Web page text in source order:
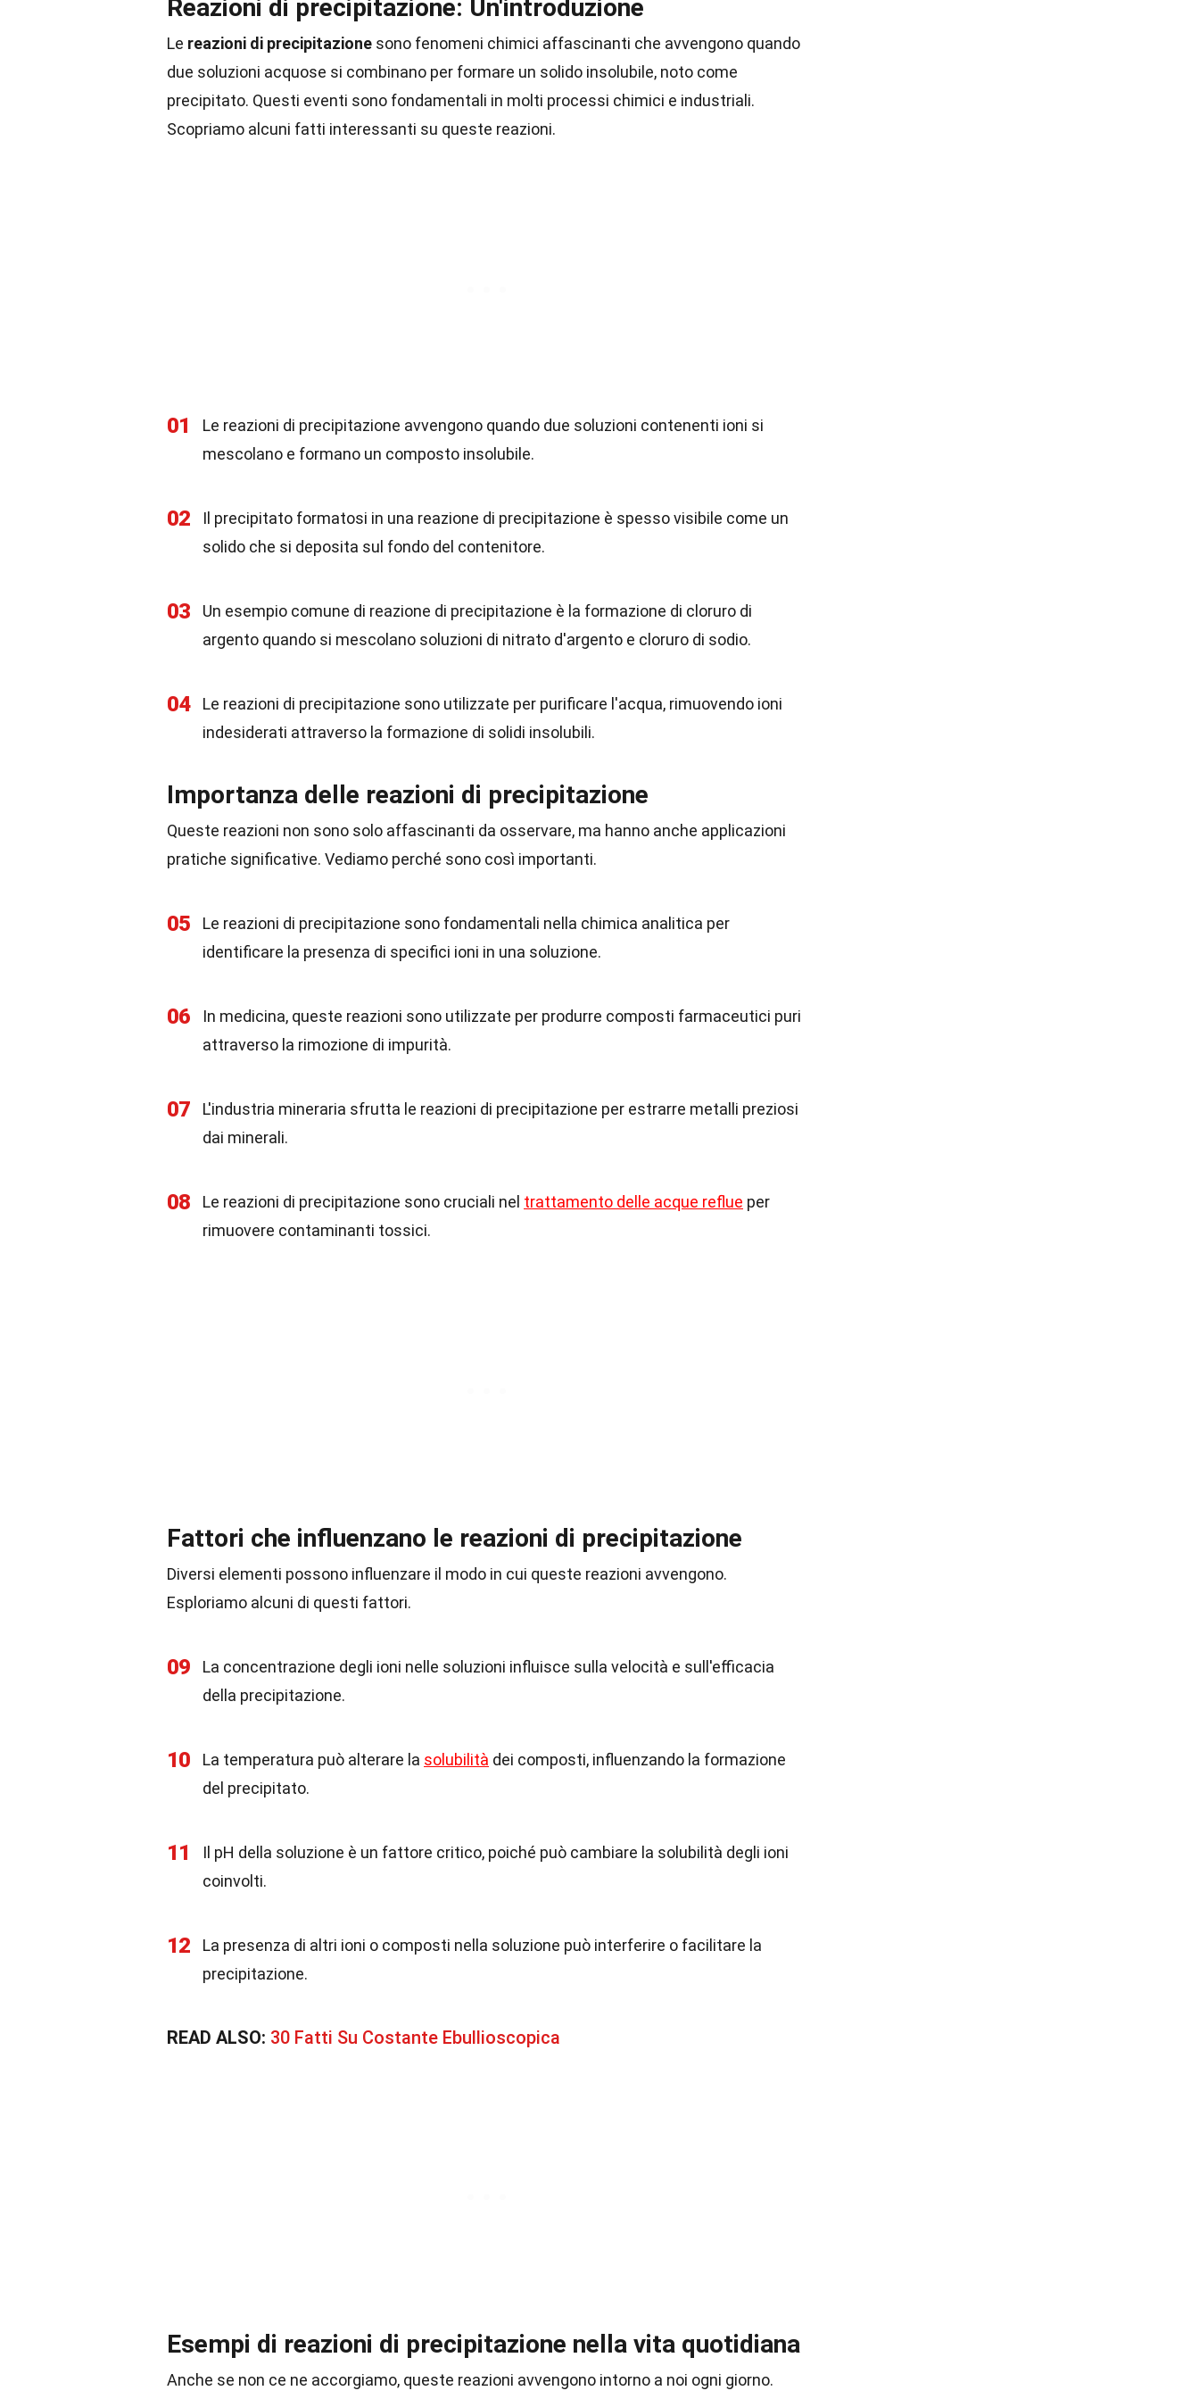
Reazioni di precipitazione: Un'introduzione
Le reazioni di precipitazione sono fenomeni chimici affascinanti che avvengono quando
due soluzioni acquose si combinano per formare un solido insolubile, noto come
precipitato. Questi eventi sono fondamentali in molti processi chimici e industriali.
Scopriamo alcuni fatti interessanti su queste reazioni.
01
Le reazioni di precipitazione avvengono quando due soluzioni contenenti ioni si
mescolano e formano un composto insolubile.
02
Il precipitato formatosi in una reazione di precipitazione è spesso visibile come un
solido che si deposita sul fondo del contenitore.
03
Un esempio comune di reazione di precipitazione è la formazione di cloruro di
argento quando si mescolano soluzioni di nitrato d'argento e cloruro di sodio.
04
Le reazioni di precipitazione sono utilizzate per purificare l'acqua, rimuovendo ioni
indesiderati attraverso la formazione di solidi insolubili.
Importanza delle reazioni di precipitazione
Queste reazioni non sono solo affascinanti da osservare, ma hanno anche applicazioni
pratiche significative. Vediamo perché sono così importanti.
05
Le reazioni di precipitazione sono fondamentali nella chimica analitica per
identificare la presenza di specifici ioni in una soluzione.
06
In medicina, queste reazioni sono utilizzate per produrre composti farmaceutici puri
attraverso la rimozione di impurità.
07
L'industria mineraria sfrutta le reazioni di precipitazione per estrarre metalli preziosi
dai minerali.
08 Le reazioni di precipitazione sono cruciali nel trattamento delle acque reflue per
rimuovere contaminanti tossici.
Fattori che influenzano le reazioni di precipitazione
Diversi elementi possono influenzare il modo in cui queste reazioni avvengono.
Esploriamo alcuni di questi fattori.
09
La concentrazione degli ioni nelle soluzioni influisce sulla velocità e sull'efficacia
della precipitazione.
10 La temperatura può alterare la solubilità dei composti, influenzando la formazione
del precipitato.
11
Il pH della soluzione è un fattore critico, poiché può cambiare la solubilità degli ioni
coinvolti.
12
La presenza di altri ioni o composti nella soluzione può interferire o facilitare la
precipitazione.
READ ALSO: 30 Fatti Su Costante Ebullioscopica
Esempi di reazioni di precipitazione nella vita quotidiana
Anche se non ce ne accorgiamo, queste reazioni avvengono intorno a noi ogni giorno.